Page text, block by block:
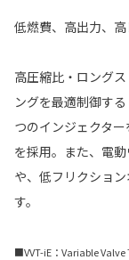
低燃費、高出力、高
高圧縮比・ロング
ングを最適制御す
つのインジェクタ
を採用。また、電
や、低フリクショ
す。
■VVT-iE：Variable